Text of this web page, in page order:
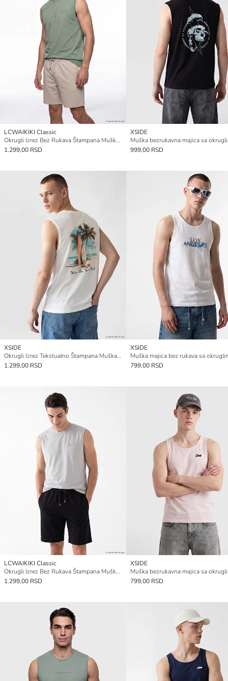
LCWAIKIKI Classic
Okrugli Izrez Bez Rukava Štampana Muška Majica
1.299,00 RSD
XSIDE
999,00 RSD
XSIDE
Okrugli Izrez Tekstualno Štampana Muška Majica Bez Rukava
1.299,00 RSD
XSIDE
799,00 RSD
LCWAIKIKI Classic
Okrugli Izrez Bez Rukava Štampana Muška Majica
1.299,00 RSD
XSIDE
799,00 RSD